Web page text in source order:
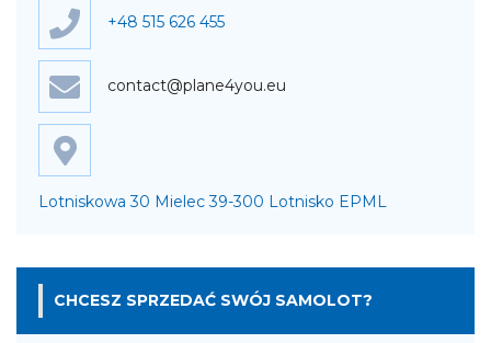
+48 515 626 455
contact@plane4you.eu
Lotniskowa 30 Mielec 39-300 Lotnisko EPML
CHCESZ SPRZEDAĆ SWÓJ SAMOLOT?